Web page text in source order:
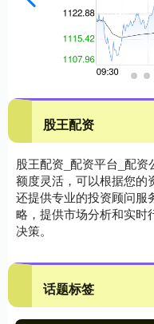
股王配资
股王配资_配资平台_配
额度灵活，可以根据您的
还提供专业的投资顾问服
略，提供市场分析和实时
决策。
话题标签